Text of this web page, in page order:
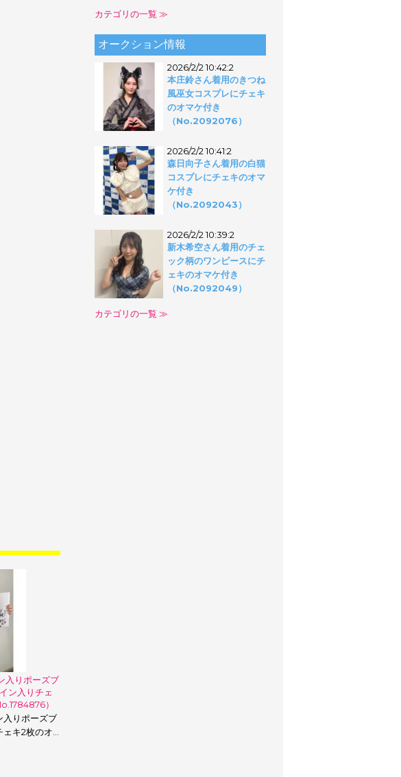
入りポーズブ
ン入りチェ
）
入りポーズブ
キ2枚のオ…
カテゴリの一覧 ≫
オークション情報
2026/2/2 10:42:2
本庄鈴さん着用のきつね
風巫女コスプレにチェキ
のオマケ付き
（No.2092076）
2026/2/2 10:41:2
森日向子さん着用の白猫
コスプレにチェキのオマ
ケ付き
（No.2092043）
2026/2/2 10:39:2
新木希空さん着用のチェ
ック柄のワンピースにチ
ェキのオマケ付き
（No.2092049）
カテゴリの一覧 ≫